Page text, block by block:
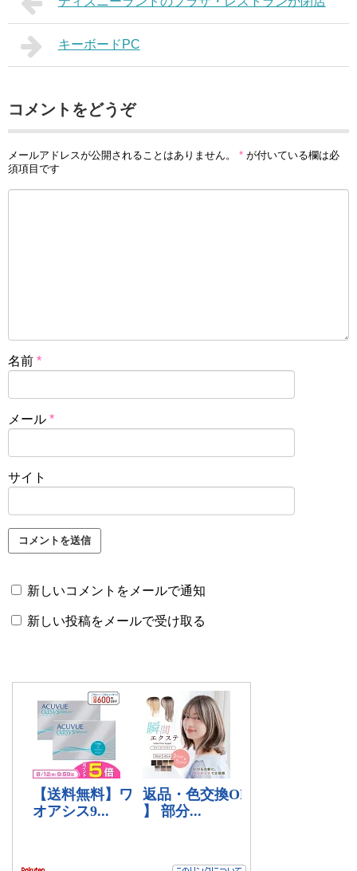
キーボードPC
コメントをどうぞ
メールアドレスが公開されることはありません。 * が付いている欄は必
須項目です
名前 *
メール *
サイト
新しいコメントをメールで通知
新しい投稿をメールで受け取る